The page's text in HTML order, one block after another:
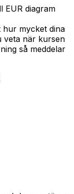
EUR diagram
hur mycket dina
veta när kursen
så meddelar